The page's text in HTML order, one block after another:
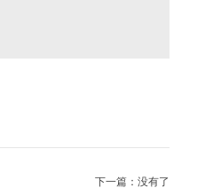
下一篇：没有了